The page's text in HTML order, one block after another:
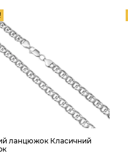
ланцюжок Класичний